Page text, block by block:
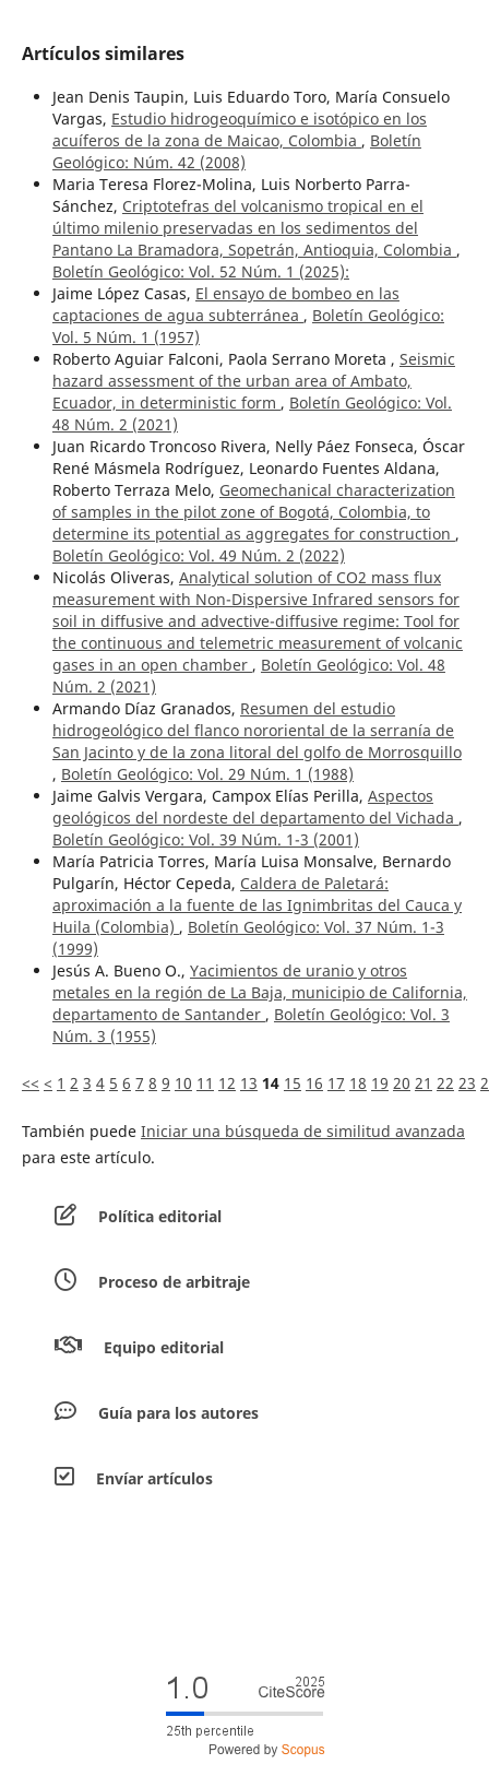
Artículos similares
Jean Denis Taupin, Luis Eduardo Toro, María Consuelo
Vargas, Estudio hidrogeoquímico e isotópico en los
acuíferos de la zona de Maicao, Colombia , Boletín
Geológico: Núm. 42 (2008)
Maria Teresa Florez-Molina, Luis Norberto Parra-
Sánchez, Criptotefras del volcanismo tropical en el
último milenio preservadas en los sedimentos del
Pantano La Bramadora, Sopetrán, Antioquia, Colombia ,
Boletín Geológico: Vol. 52 Núm. 1 (2025):
Jaime López Casas, El ensayo de bombeo en las
captaciones de agua subterránea , Boletín Geológico:
Vol. 5 Núm. 1 (1957)
Roberto Aguiar Falconi, Paola Serrano Moreta , Seismic
hazard assessment of the urban area of Ambato,
Ecuador, in deterministic form , Boletín Geológico: Vol.
48 Núm. 2 (2021)
Juan Ricardo Troncoso Rivera, Nelly Páez Fonseca, Óscar
René Másmela Rodríguez, Leonardo Fuentes Aldana,
Roberto Terraza Melo, Geomechanical characterization
of samples in the pilot zone of Bogotá, Colombia, to
determine its potential as aggregates for construction ,
Boletín Geológico: Vol. 49 Núm. 2 (2022)
Nicolás Oliveras, Analytical solution of CO2 mass flux
measurement with Non-Dispersive Infrared sensors for
soil in diffusive and advective-diffusive regime: Tool for
the continuous and telemetric measurement of volcanic
gases in an open chamber , Boletín Geológico: Vol. 48
Núm. 2 (2021)
Armando Díaz Granados, Resumen del estudio
hidrogeológico del flanco nororiental de la serranía de
San Jacinto y de la zona litoral del golfo de Morrosquillo
, Boletín Geológico: Vol. 29 Núm. 1 (1988)
Jaime Galvis Vergara, Campox Elías Perilla, Aspectos
geológicos del nordeste del departamento del Vichada ,
Boletín Geológico: Vol. 39 Núm. 1-3 (2001)
María Patricia Torres, María Luisa Monsalve, Bernardo
Pulgarín, Héctor Cepeda, Caldera de Paletará:
aproximación a la fuente de las Ignimbritas del Cauca y
Huila (Colombia) , Boletín Geológico: Vol. 37 Núm. 1-3
(1999)
Jesús A. Bueno O., Yacimientos de uranio y otros
metales en la región de La Baja, municipio de California,
departamento de Santander , Boletín Geológico: Vol. 3
Núm. 3 (1955)
<< < 1 2 3 4 5 6 7 8 9 10 11 12 13 14 15 16 17 18 19 20 21 22 23
También puede Iniciar una búsqueda de similitud avanzada
para este artículo.
Política editorial
Proceso de arbitraje
Equipo editorial
Guía para los autores
Envíar artículos